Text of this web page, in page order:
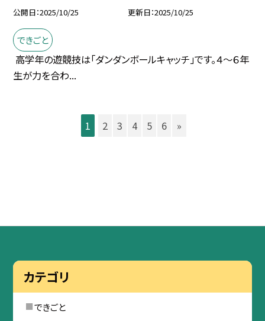
公開日 2025/10/25 更新日 2025/10/25
できごと
高学年の遊競技は「ダンダンボールキャッチ」です。４～６年
生が力を合わ...
1 2 3 4 5 6 »
カテゴリ
できごと